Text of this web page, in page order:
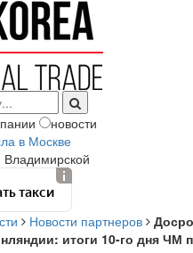
новости
в Москве
такси
Новости партнеров
итоги 10-го дня ЧМ